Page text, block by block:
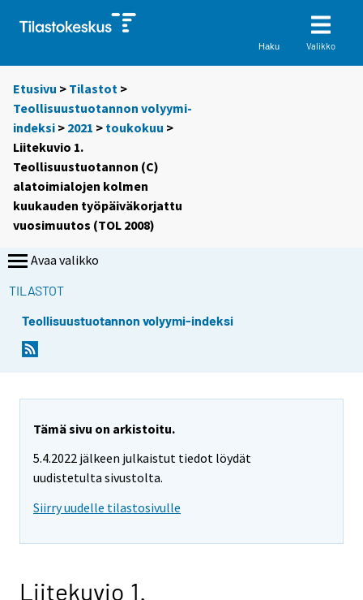
Haku Valikko
Etusivu > Tilastot >
Teollisuustuotannon volyymi-
indeksi > 2021 > toukokuu >
Liitekuvio 1.
Teollisuustuotannon (C)
alatoimialojen kolmen
kuukauden työpäiväkorjattu
vuosimuutos (TOL 2008)
Avaa valikko
TILASTOT
Teollisuustuotannon volyymi-indeksi
Tämä sivu on arkistoitu.
5.4.2022 jälkeen julkaistut tiedot löydät
uudistetulta sivustolta.
Siirry uudelle tilastosivulle
Liitekuvio 1.